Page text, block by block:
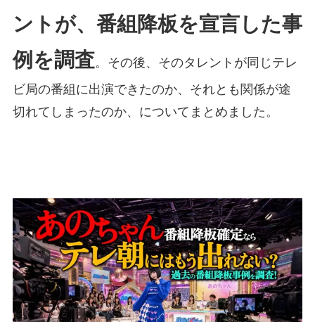
ントが、番組降板を宣言した事
例を調査。その後、そのタレントが同じテレ
ビ局の番組に出演できたのか、それとも関係が途
切れてしまったのか、についてまとめました。